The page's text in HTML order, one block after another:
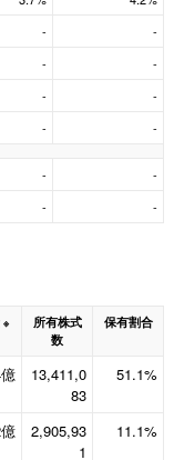
- -
- -
- -
- -
- -
- -
※
所有株式
数
保有割合
13,411,0
83
51.1%
2,905,93
1
11.1%